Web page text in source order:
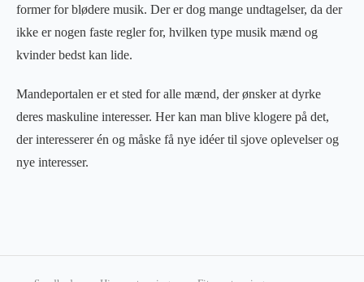
former for blødere musik. Der er dog mange undtagelser, da der
ikke er nogen faste regler for, hvilken type musik mænd og
kvinder bedst kan lide.
Mandeportalen er et sted for alle mænd, der ønsker at dyrke
deres maskuline interesser. Her kan man blive klogere på det,
der interesserer én og måske få nye idéer til sjove oplevelser og
nye interesser.